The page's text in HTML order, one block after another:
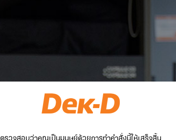
ตรวจสอบว่าคุณเป็นมนุษย์ด้วยการทำคำสั่งนี้ให้เสร็จสิ้น